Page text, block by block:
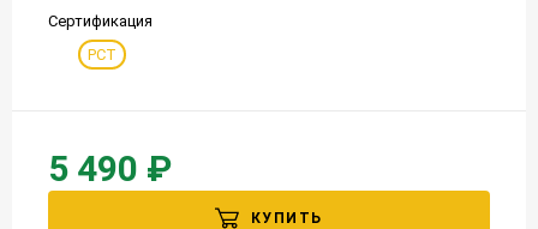
Сертификация
РСТ
5 490 ₽
КУПИТЬ